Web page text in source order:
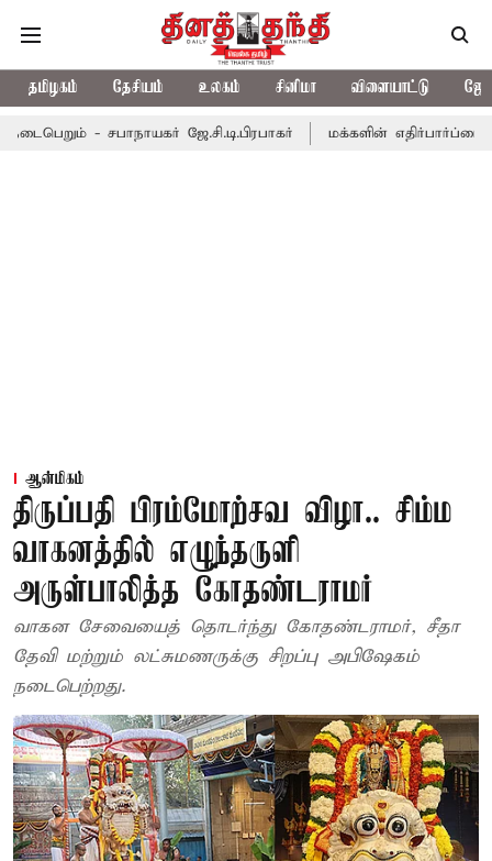
தமிழகம் தேசியம் உலகம் சினிமா விளையாட்டு
ஜே.சி.டி.பிரபாகர் மக்களின் எதிர்பார்ப்பை பூர்த்தி
ஆன்மிகம்
திருப்பதி பிரம்மோற்சவ விழா.. சிம்ம
வாகனத்தில் எழுந்தருளி
அருள்பாலித்த கோதண்டராமர்
வாகன சேவையைத் தொடர்ந்து கோதண்டராமர், சீதா
தேவி மற்றும் லட்சுமணருக்கு சிறப்பு அபிஷேகம்
நடைபெற்றது.